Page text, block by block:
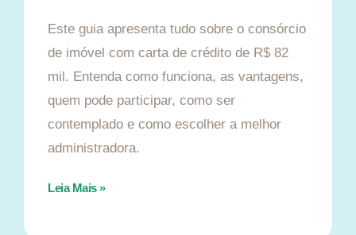
Este guia apresenta tudo sobre o consórcio
de imóvel com carta de crédito de R$ 82
mil. Entenda como funciona, as vantagens,
quem pode participar, como ser
contemplado e como escolher a melhor
administradora.
Leia Mais »